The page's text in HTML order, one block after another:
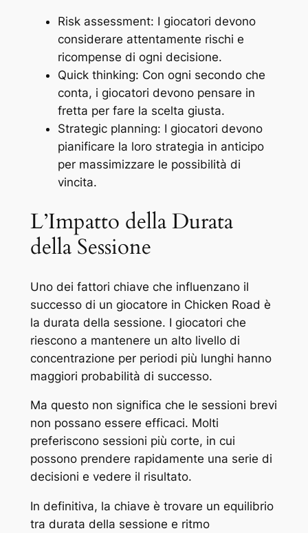
Risk assessment: I giocatori devono
considerare attentamente rischi e
ricompense di ogni decisione.
Quick thinking: Con ogni secondo che
conta, i giocatori devono pensare in
fretta per fare la scelta giusta.
Strategic planning: I giocatori devono
pianificare la loro strategia in anticipo
per massimizzare le possibilità di
vincita.
L’Impatto della Durata
della Sessione
Uno dei fattori chiave che influenzano il
successo di un giocatore in Chicken Road è
la durata della sessione. I giocatori che
riescono a mantenere un alto livello di
concentrazione per periodi più lunghi hanno
maggiori probabilità di successo.
Ma questo non significa che le sessioni brevi
non possano essere efficaci. Molti
preferiscono sessioni più corte, in cui
possono prendere rapidamente una serie di
decisioni e vedere il risultato.
In definitiva, la chiave è trovare un equilibrio
tra durata della sessione e ritmo